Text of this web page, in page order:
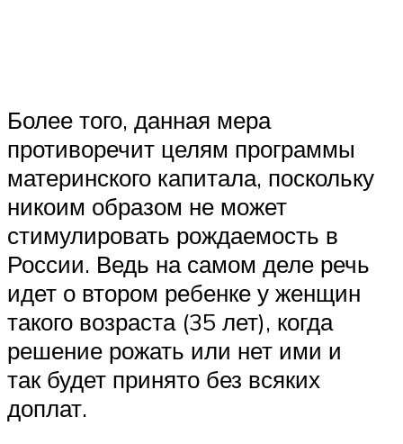
Более того, данная мера
противоречит целям программы
материнского капитала, поскольку
никоим образом не может
стимулировать рождаемость в
России. Ведь на самом деле речь
идет о втором ребенке у женщин
такого возраста (35 лет), когда
решение рожать или нет ими и
так будет принято без всяких
доплат.